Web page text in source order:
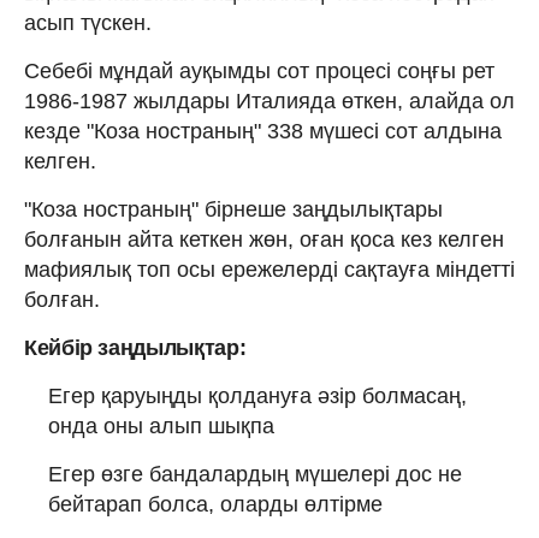
асып түскен.
Себебі мұндай ауқымды сот процесі соңғы рет
1986-1987 жылдары Италияда өткен, алайда ол
кезде "Коза ностраның" 338 мүшесі сот алдына
келген.
"Коза ностраның" бірнеше заңдылықтары
болғанын айта кеткен жөн, оған қоса кез келген
мафиялық топ осы ережелерді сақтауға міндетті
болған.
Кейбір заңдылықтар:
Егер қаруыңды қолдануға әзір болмасаң,
онда оны алып шықпа
Егер өзге бандалардың мүшелері дос не
бейтарап болса, оларды өлтірме